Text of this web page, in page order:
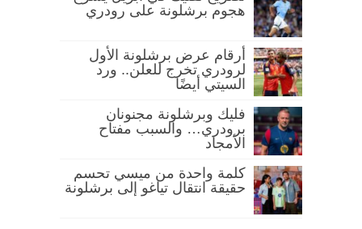
هجوم برشلونة على رودري
أرقام عرض برشلونة الأول
لرودري تخرج للعلن.. ورد
السيتي أيضًا
فليك وبرشلونة مجنونان
برودري… والسبب مفتاح
الأمجاد
كلمة واحدة من ميسي تحسم
حقيقة انتقال تياغو إلى برشلونة